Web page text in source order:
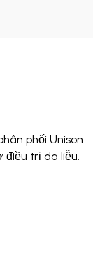
phối Unison
điều trị da liễu.